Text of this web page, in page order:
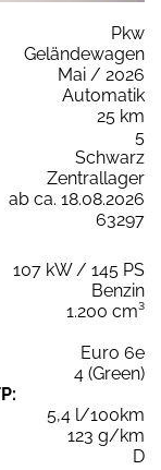
Pkw
Geländewagen
Mai / 2026
Automatik
25 km
5
Schwarz
Zentrallager
ab ca. 18.08.2026
63297
107 kW / 145 PS
Benzin
1.200 cm³
Euro 6e
4 (Green)
5,4 l/100km
123 g/km
D